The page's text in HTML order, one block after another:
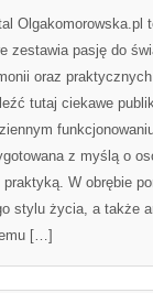
Olgakomorowska.pl
zestawia pasję do
oraz
tutaj ciekawe
z myślą o
W obrębie
stylu życia, a także
[…]